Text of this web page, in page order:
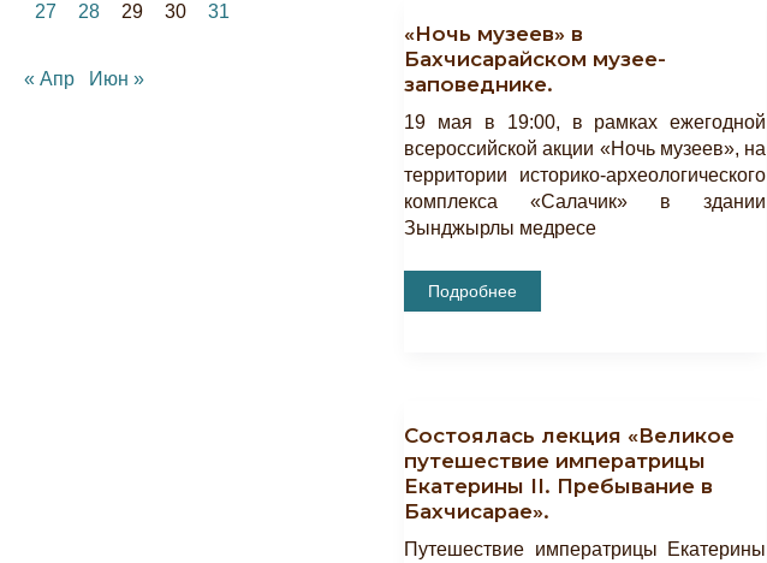
27
28 29 30 31
« Апр Июн »
«Ночь музеев» в
Бахчисарайском музее-
заповеднике.
19 мая в 19:00, в рамках ежегодной
всероссийской акции «Ночь музеев», на
территории историко-археологического
комплекса «Салачик» в здании
Зынджырлы медресе
«Ночь
Музеев»
Подробнее
Состоялась лекция «Великое
путешествие императрицы
Екатерины II. Пребывание в
Бахчисарае».
Путешествие императрицы Екатерины